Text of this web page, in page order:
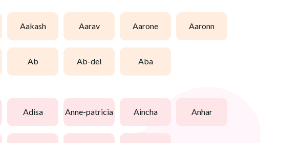
aakash aarav aarone aaronn
ab ab-del aba
adisa anne-patricia aincha anhar